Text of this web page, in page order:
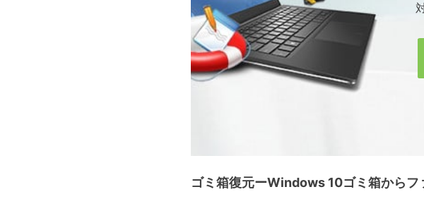
ゴミ箱復元ーWindows 10ゴミ箱からフ